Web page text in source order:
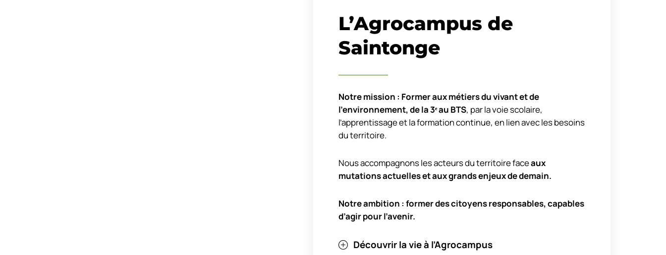
L’Agrocampus de
Saintonge
Notre mission : Former aux métiers du vivant et de
l’environnement, de la 3ᵉau BTS, par la voie scolaire,
l’apprentissage et la formation continue, en lien avec les besoins
du territoire.
Nous accompagnons les acteurs du territoire faceaux
mutations actuelles et aux grands enjeux de demain.
Notre ambition : former des citoyens responsables, capables
d’agir pour l’avenir.
Découvrir la vie à l’Agrocampus